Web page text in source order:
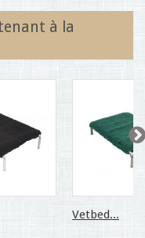
à la
Vetbed...